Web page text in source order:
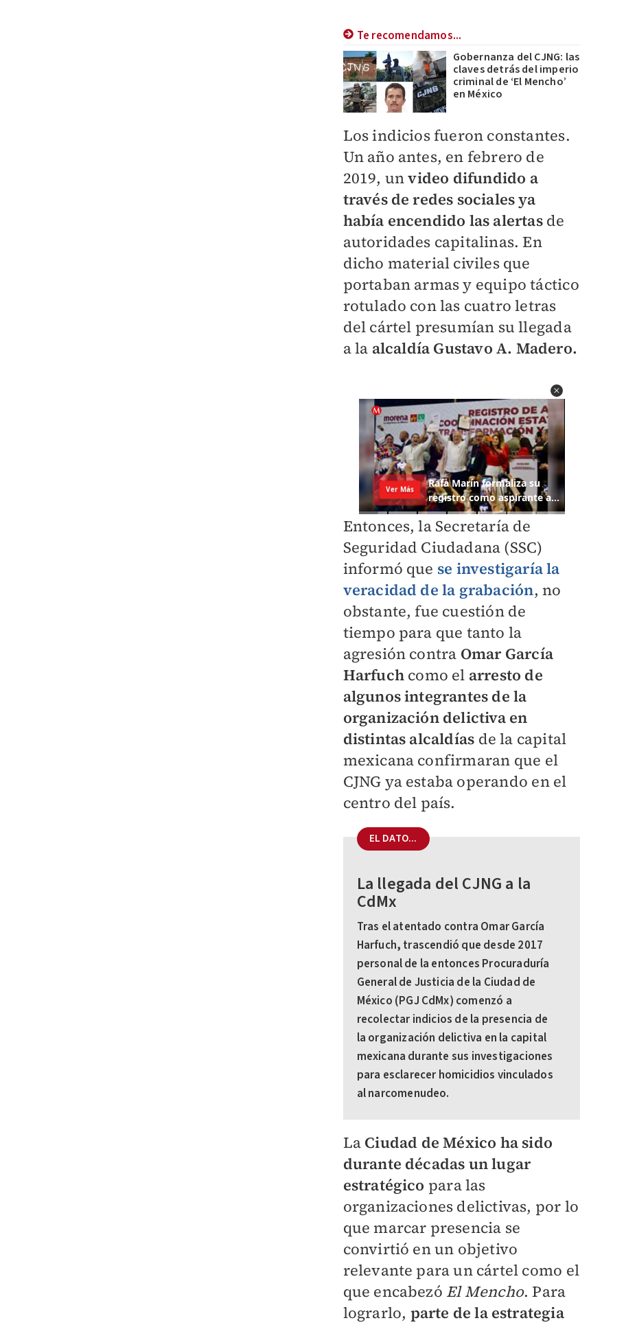
Te recomendamos...
Gobernanza del CJNG: las
claves detrás del imperio
criminal de ‘El Mencho’
en México
Los indicios fueron constantes.
Un año antes, en febrero de
2019, unvideo difundido a
través de redes sociales ya
había encendido las alertasde
autoridades capitalinas. En
dicho material civiles que
portaban armas y equipo táctico
rotulado con las cuatro letras
del cártel presumían su llegada
a la alcaldía Gustavo A. Madero.
Entonces, la Secretaría de
Seguridad Ciudadana (SSC)
informó que se investigaría la
veracidad de la grabación, no
obstante, fue cuestión de
tiempo para que tanto la
agresión contra Omar García
Harfuch como el arresto de
algunos integrantes de la
organización delictiva en
distintas alcaldías de la capital
mexicana confirmaran que el
CJNG ya estaba operando en el
centro del país.
EL DATO...
La llegada del CJNG a la
CdMx
Tras el atentado contra Omar García
Harfuch, trascendió que desde 2017
personal de la entonces Procuraduría
General de Justicia de la Ciudad de
México (PGJ CdMx) comenzó a
recolectar indicios de la presencia de
la organización delictiva en la capital
mexicana durante sus investigaciones
para esclarecer homicidios vinculados
al narcomenudeo.
La Ciudad de México ha sido
durante décadas un lugar
estratégico para las
organizaciones delictivas, por lo
que marcar presencia se
convirtió en un objetivo
relevante para un cártel como el
que encabezó El Mencho. Para
lograrlo, parte de la estrategia